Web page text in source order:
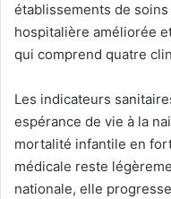
établissements de
hospitalière améliorée
qui comprend quatre
Les indicateurs
espérance de vie à la
mortalité infantile en
médicale reste
nationale, elle